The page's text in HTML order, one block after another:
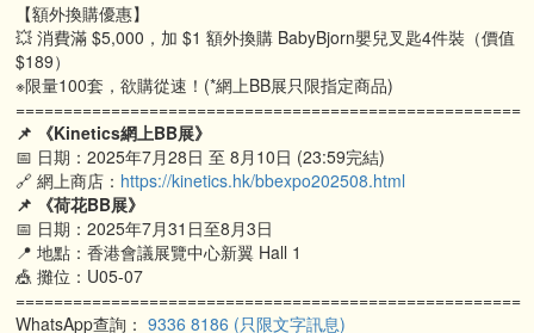
【額外換購優惠】
💥 消費滿 $5,000，加 $1 額外換購 BabyBjorn嬰兒叉匙4件裝（價值
$189）
※限量100套，欲購從速！(*網上BB展只限指定商品)
=====================================================
📌 《Kinetics網上BB展》
📅 日期：2025年7月28日 至 8月10日 (23:59完結)
🔗 網上商店： https://kinetics.hk/bbexpo202508.html
📌 《荷花BB展》
📅 日期：2025年7月31日至8月3日
📍 地點：香港會議展覽中心新翼 Hall 1
🎪 攤位：U05-07
=====================================================
WhatsApp查詢： 9336 8186 (只限文字訊息)